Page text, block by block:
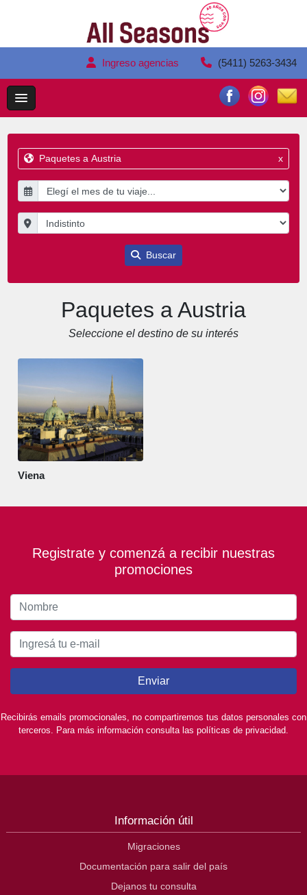
Ingreso agencias (5411) 5263-3434
Paquetes a Austria x
Buscar
Paquetes a Austria
Seleccione el destino de su interés
Viena
Registrate y comenzá a recibir nuestras
promociones
Enviar
Recibirás emails promocionales, no compartiremos tus datos personales con
terceros. Para más información consulta las políticas de privacidad.
Información útil
Migraciones
Documentación para salir del país
Dejanos tu consulta